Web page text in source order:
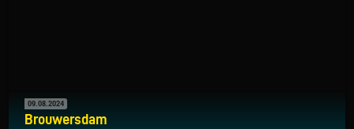
09.08.2024
Brouwersdam